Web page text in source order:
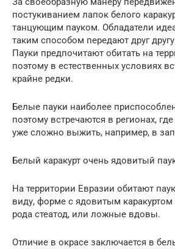
постукиванием лапок белого
танцующим пауком. Обладатели
таким способом передают друг
Пауки предпочитают обитать на
поэтому в естественных условиях
крайне редки.
Белые пауки наиболее
поэтому встречаются в регионах,
уже сложно выжить, например, в
Белый каракурт очень ядовитый
На территории Евразии обитают
виду, форме с ядовитым каракуртом
рода стеатод, или ложные вдовы.
Отличие в окрасе заключается в